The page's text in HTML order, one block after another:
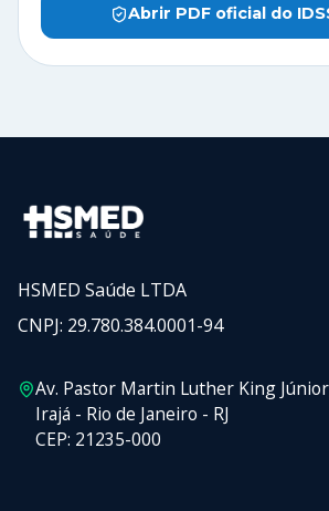
Abrir PDF oficial do
HSMED Saúde LTDA
CNPJ: 29.780.384.0001-94
Av. Pastor Martin Luther King
Irajá - Rio de Janeiro - RJ
CEP: 21235-000